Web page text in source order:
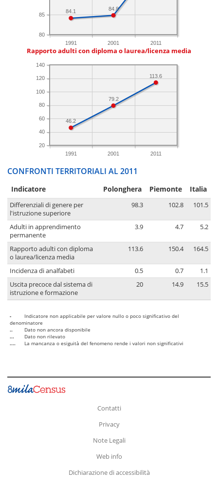
1991 2001 2011
80
85
84.8
84.1
Rapporto adulti con diploma o laurea/licenza media
1991 2001 2011
20
40
60
80
100
120
140
113.6
79.2
46.2
CONFRONTI TERRITORIALI AL 2011
Indicatore Polonghera Piemonte Italia
Differenziali di genere per
l'istruzione superiore
98.3 102.8 101.5
Adulti in apprendimento
permanente
3.9 4.7 5.2
Rapporto adulti con diploma
o laurea/licenza media
113.6 150.4 164.5
Incidenza di analfabeti 0.5 0.7
1.1
Uscita precoce dal sistema di
istruzione e formazione
20 14.9 15.5
-
Indicatore non applicabile per valore nullo o poco significativo del
denominatore
..
Dato non ancora disponibile
...
Dato non rilevato
....
La mancanza o esiguità del fenomeno rende i valori non significativi
Contatti
Privacy
Note Legali
Web info
Dichiarazione di accessibilità